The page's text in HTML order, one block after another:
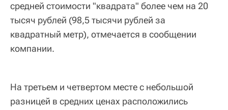
средней стоимости "квадрата" более чем на 20
тысяч рублей (98,5 тысячи рублей за
квадратный метр), отмечается в сообщении
компании.
На третьем и четвертом месте с небольшой
разницей в средних ценах расположились